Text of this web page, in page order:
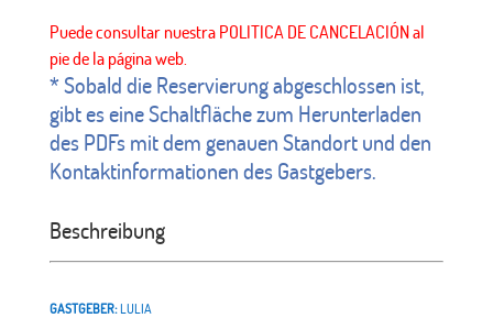
* Sobald die Reservierung abgeschlossen ist,
gibt es eine Schaltfläche zum Herunterladen
des PDFs mit dem genauen Standort und den
Kontaktinformationen des Gastgebers.
Beschreibung
GASTGEBER:LULIA